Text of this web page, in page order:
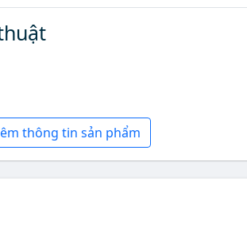
thông tin sản phẩm